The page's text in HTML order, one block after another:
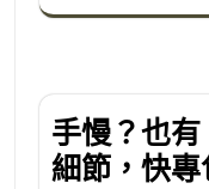
手慢？也
細節，快